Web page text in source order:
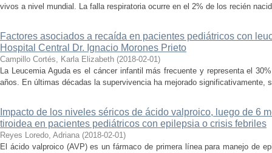
vivos a nivel mundial. La falla respiratoria ocurre en el 2% de los recién
Factores asociados a recaída en pacientes pediátricos con
Hospital Central Dr. Ignacio Morones Prieto
Campillo Cortés, Karla Elizabeth (2018-02-01)
La Leucemia Aguda es el cáncer infantil más frecuente y representa el
años. En últimas décadas la supervivencia ha mejorado significativamente,
Impacto de los niveles séricos de ácido valproico, luego de 6
tiroidea en pacientes pediátricos con epilepsia o crisis febriles
Reyes Loredo, Adriana (2018-02-01)
El ácido valproico (AVP) es un fármaco de primera línea para manejo de